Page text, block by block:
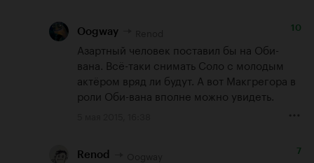
Oogway 10
Азартный человек поставил бы на Оби-
вана. Всё-таки снимать Соло с молодым
актёром вряд ли будут. А вот Макгрегора в
роли Оби-вана вполне можно увидеть.
Renod 7